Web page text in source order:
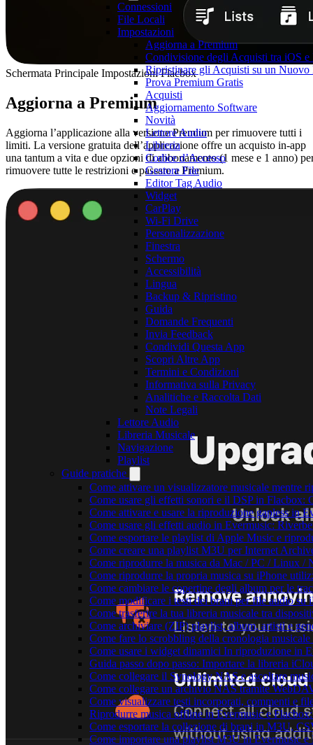
Connessioni
File Locali
Impostazioni
Aggiorna a Premium
Condivisione degli Acquisti tra iOS e
Ripristinare gli Acquisti su un Nuovo
Prova Premium Gratis
Acquisti
Aggiornamento Software
Novità
Lettore Audio
Libreria
Codice d’Accesso
Gestore File
Editor Tag Audio
Widget
CarPlay
Wi-Fi Drive
Personalizzazione
Finestra
Schermo
Accessibilità
Lingua
Backup & Ripristino
Guida
Domande Frequenti
Invia Feedback
Condividi Questa App
Scopri Altre App
Termini e Condizioni
Informativa sulla Privacy
Analitiche e Raccolta Dati
Note Legali
Lettore Audio
Libreria Musicale
Navigazione
Playlist
Guide pratiche
Come attivare un visualizzatore musicale mentre
Come usare gli effetti sonori e il DSP in Flacbox:
Come attivare e usare la riproduzione gapless in
Come usare gli effetti audio in Evermusic:
Come esportare le playlist di Apple Music e
Come creare una playlist M3U per Internet
Come riprodurre la musica da Mac / PC / Linux
Come riprodurre la propria musica su iPhone
Come cambiare le copertine degli album per le
Come modificare i testi dei brani per file audio su
Come trasferire la tua libreria musicale tra
Come archiviare (ZIP) playlist, album, artisti e
Come fare lo scrobbling della cronologia
Come usare i widget dinamici In riproduzione in
Guida passo dopo passo: Importare la libreria
Come collegare il Synology NAS e ascoltare
Come collegare un archivio NAS tramite
Come visualizzare testi incorporati, commenti e
Riprodurre musica offline in Evermusic e
Come esportare la collezione di brani in M3U,
Come importare una playlist M3U in Evermusic e
Schermata Principale Impostazioni Flacbox
Aggiorna a Premium
Aggiorna l’applicazione alla versione Premium per rimuovere tutti i
limiti. La versione gratuita dell’applicazione offre un acquisto in-app
una tantum a vita e due opzioni di abbonamento (1 mese e 1 anno)
rimuovere tutte le restrizioni e passare a Premium.